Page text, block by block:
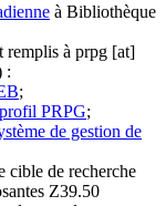
à Bibliothèque
remplis à prpg [at]
:
;
PRPG;
de gestion de
cible de recherche
Z39.50